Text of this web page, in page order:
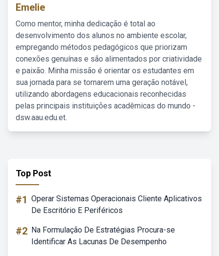
Emelie
Como mentor, minha dedicação é total ao
desenvolvimento dos alunos no ambiente escolar,
empregando métodos pedagógicos que priorizam
conexões genuínas e são alimentados por criatividade
e paixão. Minha missão é orientar os estudantes em
sua jornada para se tornarem uma geração notável,
utilizando abordagens educacionais reconhecidas
pelas principais instituições acadêmicas do mundo -
dsw.aau.edu.et.
Top Post
#1 Operar Sistemas Operacionais Cliente Aplicativos
De Escritório E Periféricos
#2 Na Formulação De Estratégias Procura-se
Identificar As Lacunas De Desempenho